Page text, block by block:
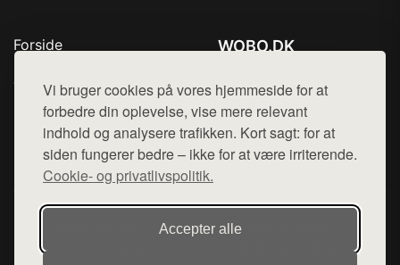
Vi bruger cookies på vores hjemmeside for at
forbedre din oplevelse, vise mere relevant
indhold og analysere trafikken. Kort sagt: for at
siden fungerer bedre – ikke for at være irriterende.
Cookie- og privatlivspolitik.
Accepter alle
Forside
Top Rabatter
Kontakt
WOBO.DK
Mail: hej@want.dk
Cookie- og privatlivspolitik
Denne side er en del af want.dk, der udgiver en række
hjemmesider med præsentation af forskellige produkter fra